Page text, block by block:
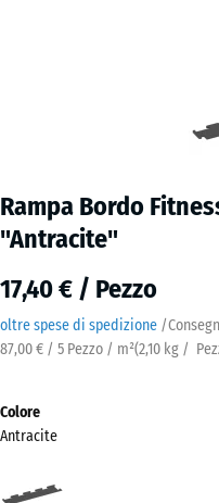
Rampa Bordo
"Antracite"
17,40 € / Pezzo
oltre spese di spedizione /
87,00 € / 5 Pezzo / m²(2,10 kg /
Colore
Antracite